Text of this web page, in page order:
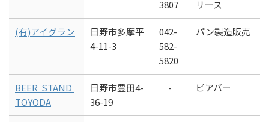
3807
リース
(有)アイグラン
日野市多摩平
4-11-3
042-
582-
5820
パン製造販売
BEER STAND
TOYODA
日野市豊田4-
36-19
- ビアバー